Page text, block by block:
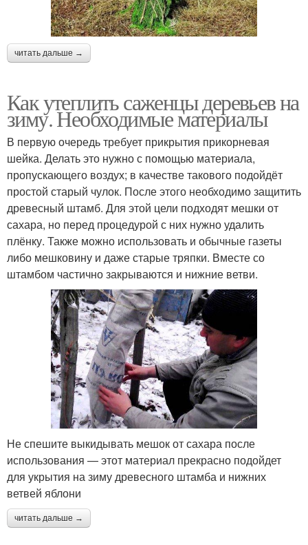
читать дальше →
Как утеплить саженцы деревьев на
зиму. Необходимые материалы
В первую очередь требует прикрытия прикорневая
шейка. Делать это нужно с помощью материала,
пропускающего воздух; в качестве такового подойдёт
простой старый чулок. После этого необходимо защитить
древесный штамб. Для этой цели подходят мешки от
сахара, но перед процедурой с них нужно удалить
плёнку. Также можно использовать и обычные газеты
либо мешковину и даже старые тряпки. Вместе со
штамбом частично закрываются и нижние ветви.
Не спешите выкидывать мешок от сахара после
использования — этот материал прекрасно подойдет
для укрытия на зиму древесного штамба и нижних
ветвей яблони
читать дальше →